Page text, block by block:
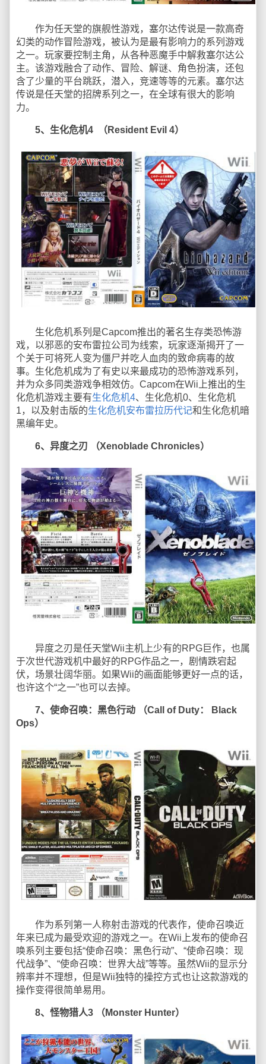
作为任天堂的旗舰性游戏，塞尔达传说是一款高奇
幻类的动作冒险游戏，被认为是最有影响力的系列游戏
之一。玩家要控制主角，从各种恶魔手中解救塞尔达公
主。该游戏融合了动作、冒险、解谜、角色扮演，还包
含了少量的平台跳跃，潜入，竞速等等的元素。塞尔达
传说是任天堂的招牌系列之一，在全球有很大的影响
力。
5、生化危机4 （Resident Evil 4）
生化危机系列是Capcom推出的著名生存类恐怖游
戏，以邪恶的安布雷拉公司为线索，玩家逐渐揭开了一
个关于可将死人变为僵尸并吃人血肉的致命病毒的故
事。生化危机成为了有史以来最成功的恐怖游戏系列，
并为众多同类游戏争相效仿。Capcom在Wii上推出的生
化危机游戏主要有生化危机4、生化危机0、生化危机
1，以及射击版的生化危机安布雷拉历代记和生化危机暗
黑编年史。
6、异度之刃 （Xenoblade Chronicles）
异度之刃是任天堂Wii主机上少有的RPG巨作，也属
于次世代游戏机中最好的RPG作品之一，剧情跌宕起
伏，场景壮阔华丽。如果Wii的画面能够更好一点的话，
也许这个“之一”也可以去掉。
7、使命召唤：黑色行动 （Call of Duty： Black
Ops）
作为系列第一人称射击游戏的代表作，使命召唤近
年来已成为最受欢迎的游戏之一。在Wii上发布的使命召
唤系列主要包括“使命召唤：黑色行动”、“使命召唤：现
代战争”、“使命召唤：世界大战”等等。虽然Wii的显示分
辨率并不理想，但是Wii独特的操控方式也让这款游戏的
操作变得很简单易用。
8、怪物猎人3 （Monster Hunter）